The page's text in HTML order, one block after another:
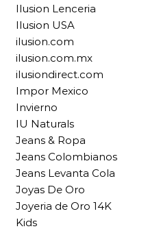
Ilusion Lenceria
Ilusion USA
ilusion.com
ilusion.com.mx
ilusiondirect.com
Impor Mexico
Invierno
IU Naturals
Jeans & Ropa
Jeans Colombianos
Jeans Levanta Cola
Joyas De Oro
Joyeria de Oro 14K
Kids